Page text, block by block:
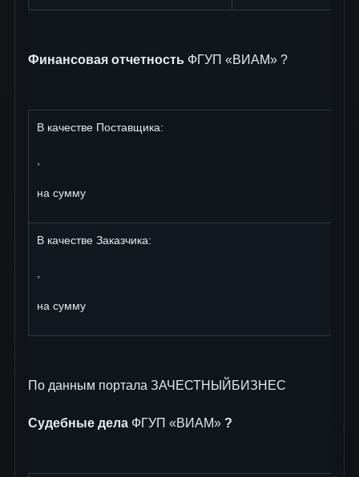
Финансовая отчетность ФГУП «ВИАМ» ?
В качестве Поставщика:
на сумму
В качестве Заказчика:
на сумму
По данным портала ЗАЧЕСТНЫЙБИЗНЕС
Судебные дела ФГУП «ВИАМ» ?